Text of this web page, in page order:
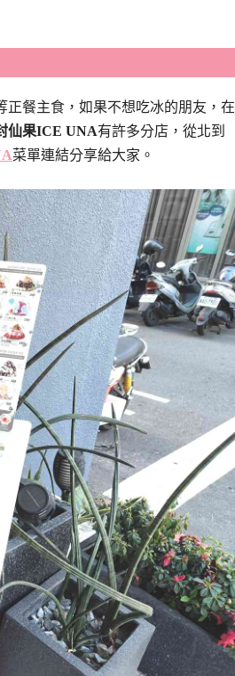
正餐主食，如果不想吃冰的朋友 ，在
仙果ICE UNA有許多分店，從北到
菜單連結分享給大家。